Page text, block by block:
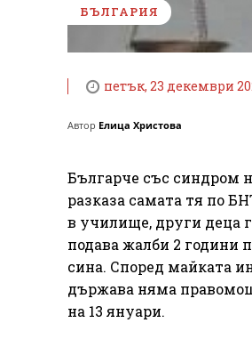
БЪЛГАРИЯ
петък, 23 декември
Автор Елица Христова
Българче със синдром
разказа самата тя по
в училище, други деца
подава жалби 2 години
сина. Според майката
държава няма
на 13 януари.